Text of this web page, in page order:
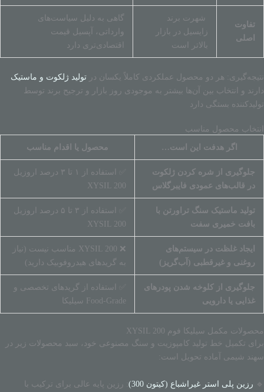
تفاوت
اصلی
شهرت برند
زایسیل در بازار
بالاتر است
گاهی به دلیل سیاست‌های
وارداتی، آپسیل قیمت
اقتصادی‌تری دارد
نتیجه‌گیری: هر دو محصول عملکردی کاملاً یکسان در تولید ژلکوت و ماستیک
دارند و انتخاب بین آن‌ها بیشتر به موجودی روز بازار و ترجیح برند توسط
تولیدکننده بستگی دارد
انتخاب محصول مناسب
اگر هدفت این است… محصول یا اقدام مناسب
جلوگیری از شره کردن ژلکوت
در قالب‌های عمودی فایبرگلاس
✅ استفاده از ۱ تا ۳ درصد اروزیل
XYSIL 200
تولید ماستیک سنگ تراورتن با
بافت خمیری سفت
✅ استفاده از ۳ تا ۵ درصد اروزیل
XYSIL 200
ایجاد غلظت در سیستم‌های
روغنی و غیرقطبی (آب‌گریز)
❌ XYSIL 200 مناسب نیست (نیاز
به گریدهای هیدروفوبیک دارید)
جلوگیری از کلوخه شدن پودرهای
غذایی یا دارویی
✅ استفاده از گریدهای تخصصی و
Food-Grade سیلیکا
محصولات مکمل سیلیکا فوم XYSIL 200
برای تکمیل خط تولید کامپوزیت و سنگ مصنوعی خود، سبد محصولات زیر در
سهند شیمی آماده تحویل است:
🔹 رزین پلی استر غیراشباع (کیتون 300)
: رزین پایه عالی برای ترکیب با